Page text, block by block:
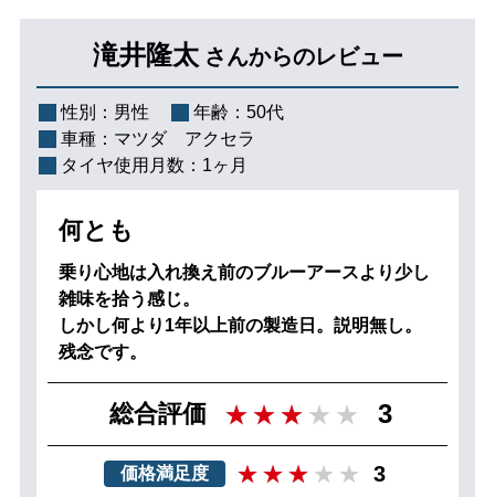
滝井隆太 さんからのレビュー
性別： 男性 年齢： 50代
車種： マツダ アクセラ
タイヤ使用月数： 1ヶ月
何とも
乗り心地は入れ換え前のブルーアースより少し
雑味を拾う感じ。
しかし何より1年以上前の製造日。説明無し。
残念です。
総合評価 3
価格満足度 3